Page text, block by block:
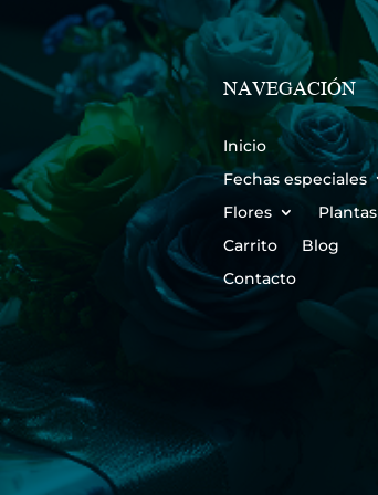
NAVEGACIÓN
Inicio
Fechas especiales
Flores
Plantas
Carrito
Blog
Contacto